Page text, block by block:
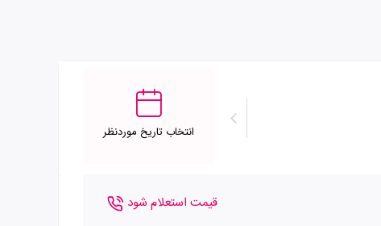
انتخاب تاریخ موردنظر
قیمت استعلام شود